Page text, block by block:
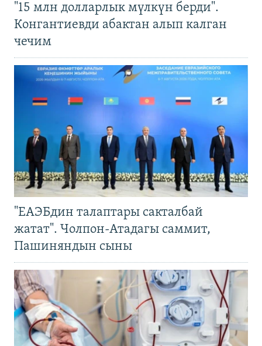
"15 млн долларлык мүлкүн берди".
Конгантиевди абактан алып калган
чечим
"ЕАЭБдин талаптары сакталбай
жатат". Чолпон-Атадагы саммит,
Пашиняндын сыны